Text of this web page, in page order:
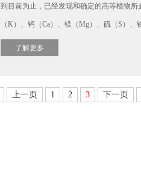
到目前为止，已经发现和确定的高等植物
（K）、钙（Ca）、镁（Mg）、硫（S）
了解更多
上一页 1 2 3 下一页